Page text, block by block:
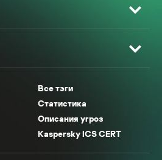
Все тэги
Статистика
Описания угроз
Kaspersky ICS CERT